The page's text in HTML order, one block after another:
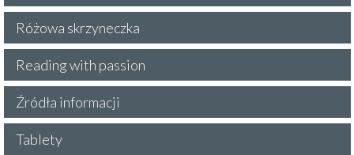
Różowa skrzyneczka
Reading with passion
Źródła informacji
Tablety